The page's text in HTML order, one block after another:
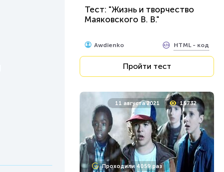
Тест: "Жизнь и творчество
Маяковского В. В."
Awdienko HTML - код
Пройти тест
11 августа 2021 15732
Проходили 4059 раз